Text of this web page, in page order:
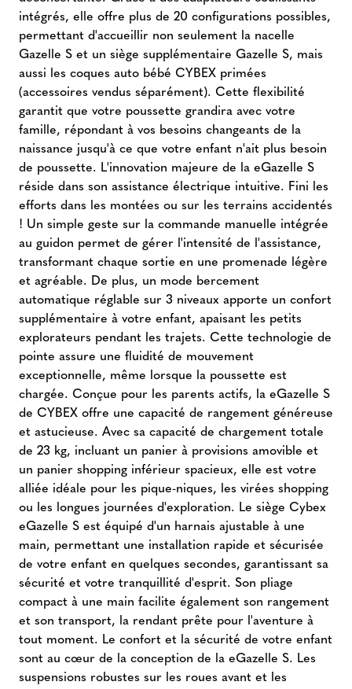
intégrés, elle offre plus de 20 configurations possibles,
permettant d'accueillir non seulement la nacelle
Gazelle S et un siège supplémentaire Gazelle S, mais
aussi les coques auto bébé CYBEX primées
(accessoires vendus séparément). Cette flexibilité
garantit que votre poussette grandira avec votre
famille, répondant à vos besoins changeants de la
naissance jusqu'à ce que votre enfant n'ait plus besoin
de poussette. L'innovation majeure de la eGazelle S
réside dans son assistance électrique intuitive. Fini les
efforts dans les montées ou sur les terrains accidentés
! Un simple geste sur la commande manuelle intégrée
au guidon permet de gérer l'intensité de l'assistance,
transformant chaque sortie en une promenade légère
et agréable. De plus, un mode bercement
automatique réglable sur 3 niveaux apporte un confort
supplémentaire à votre enfant, apaisant les petits
explorateurs pendant les trajets. Cette technologie de
pointe assure une fluidité de mouvement
exceptionnelle, même lorsque la poussette est
chargée. Conçue pour les parents actifs, la eGazelle S
de CYBEX offre une capacité de rangement généreuse
et astucieuse. Avec sa capacité de chargement totale
de 23 kg, incluant un panier à provisions amovible et
un panier shopping inférieur spacieux, elle est votre
alliée idéale pour les pique-niques, les virées shopping
ou les longues journées d'exploration. Le siège Cybex
eGazelle S est équipé d'un harnais ajustable à une
main, permettant une installation rapide et sécurisée
de votre enfant en quelques secondes, garantissant sa
sécurité et votre tranquillité d'esprit. Son pliage
compact à une main facilite également son rangement
et son transport, la rendant prête pour l'aventure à
tout moment. Le confort et la sécurité de votre enfant
sont au cœur de la conception de la eGazelle S. Les
suspensions robustes sur les roues avant et les